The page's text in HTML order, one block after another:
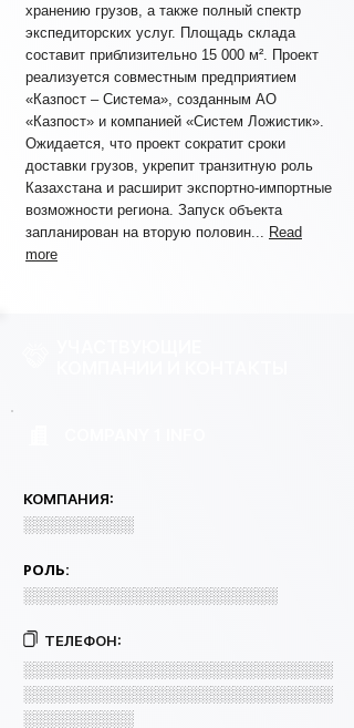
хранению грузов, а также полный спектр
экспедиторских услуг. Площадь склада
составит приблизительно 15 000 м². Проект
реализуется совместным предприятием
«Казпост – Система», созданным АО
«Казпост» и компанией «Систем Ложистик».
Ожидается, что проект сократит сроки
доставки грузов, укрепит транзитную роль
Казахстана и расширит экспортно-импортные
возможности региона. Запуск объекта
запланирован на вторую половин... Read
more
КОМПАНИЯ:
░░░░░░░░░░
РОЛЬ:
░░░░░░░░░░░░░░░░░░░░░░░
ТЕЛЕФОН:
░░░░░░░░░░░░░░░░░░░░░░░░░░░░
░░░░░░░░░░░░░░░░░░░░░░░░░░░░
░░░░░░░░░░